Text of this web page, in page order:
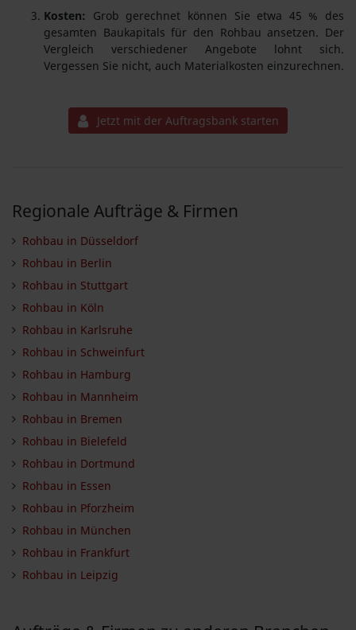
Kosten:
Grob gerechnet können Sie etwa 45 % des
gesamten Baukapitals für den Rohbau ansetzen. Der
Vergleich verschiedener Angebote lohnt sich.
Vergessen Sie nicht, auch Materialkosten einzurechnen.
Jetzt mit der Auftragsbank starten
Regionale Aufträge & Firmen
Rohbau in Düsseldorf
Rohbau in Berlin
Rohbau in Stuttgart
Rohbau in Köln
Rohbau in Karlsruhe
Rohbau in Schweinfurt
Rohbau in Hamburg
Rohbau in Mannheim
Rohbau in Bremen
Rohbau in Bielefeld
Rohbau in Dortmund
Rohbau in Essen
Rohbau in Pforzheim
Rohbau in München
Rohbau in Frankfurt
Rohbau in Leipzig